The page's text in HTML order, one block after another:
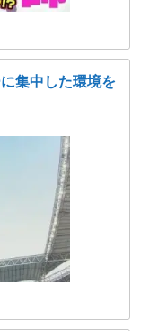
集中した環境を